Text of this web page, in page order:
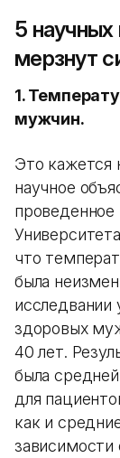
5
мерзнут
1.
мужчин.
Это кажется
научное
что
была
исследвании
здоровых
40 лет.
была
для
как и